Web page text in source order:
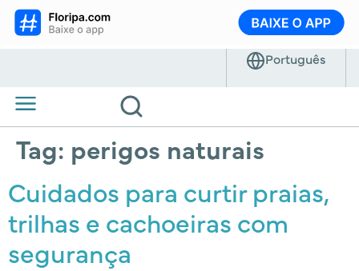
Tag: perigos naturais
Cuidados para curtir praias,
trilhas e cachoeiras com
segurança